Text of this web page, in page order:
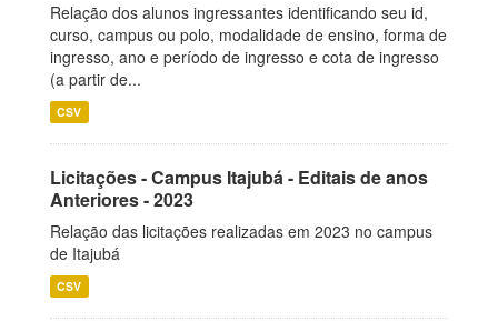
Relação dos alunos ingressantes identificando seu id,
curso, campus ou polo, modalidade de ensino, forma de
ingresso, ano e período de ingresso e cota de ingresso
(a partir de...
CSV
Licitações - Campus Itajubá - Editais de anos
Anteriores - 2023
Relação das licitações realizadas em 2023 no campus
de Itajubá
CSV